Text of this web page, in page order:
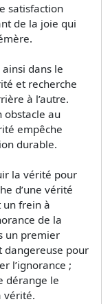
satisfaction
de la joie qui
dans le
et recherche
à l’autre.
obstacle au
empêche
durable.
la vérité pour
d’une vérité
un frein à
de la
un premier
dangereuse pour
l’ignorance ;
dérange le
vérité.